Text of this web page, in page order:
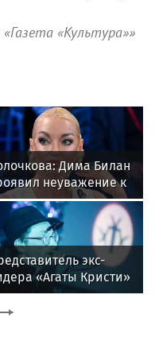
«Культура»»
Дима Билан
неуважение к
на своем
в Москве
экс-
«Агаты Кристи»
Самойлова
о травле